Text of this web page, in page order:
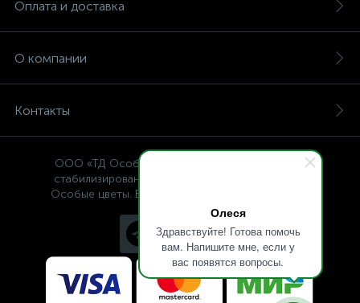
Олеся
Здравствуйте! Готова помочь
вам. Напишите мне, если у
вас появятся вопросы.
Оплата и доставка
О компании
Контакты
ООО «ТД Особые цветы» — интернет-магазин
стабилизированных растений, © Specialflowers
Особые цветы. Все права защищены 2009-2025.